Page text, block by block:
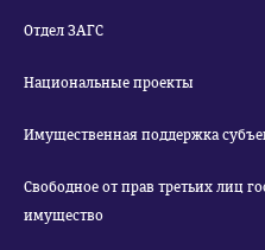
Отдел ЗАГС
Национальные проекты
Имущественная поддержка
Свободное от прав третьих лиц
имущество